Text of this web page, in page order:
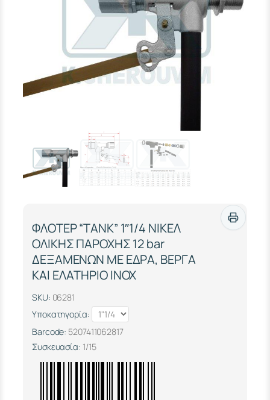
ΦΛΟΤΕΡ “TANK” 1″1/4 ΝΙΚΕΛ
ΟΛΙΚΗΣ ΠΑΡΟΧΗΣ 12 bar
ΔΕΞΑΜΕΝΩΝ ΜΕ ΕΔΡΑ, ΒΕΡΓΑ
ΚΑΙ ΕΛΑΤΗΡΙΟ INOX
SKU: 06281
Υποκατηγορία:
Barcode: 5207411062817
Συσκευασία: 1/15